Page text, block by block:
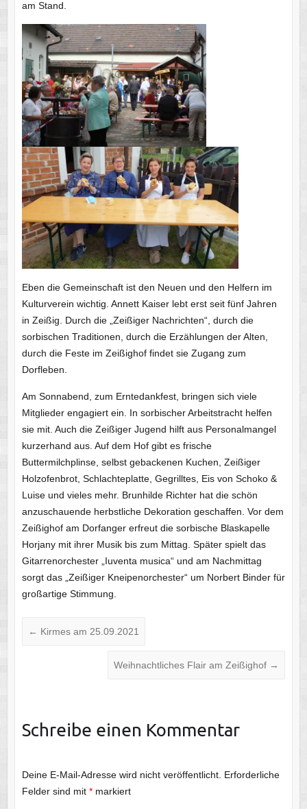
am Stand.
Eben die Gemeinschaft ist den Neuen und den Helfern im
Kulturverein wichtig. Annett Kaiser lebt erst seit fünf Jahren
in Zeißig. Durch die „Zeißiger Nachrichten“, durch die
sorbischen Traditionen, durch die Erzählungen der Alten,
durch die Feste im Zeißighof findet sie Zugang zum
Dorfleben.
Am Sonnabend, zum Erntedankfest, bringen sich viele
Mitglieder engagiert ein. In sorbischer Arbeitstracht helfen
sie mit. Auch die Zeißiger Jugend hilft aus Personalmangel
kurzerhand aus. Auf dem Hof gibt es frische
Buttermilchplinse, selbst gebackenen Kuchen, Zeißiger
Holzofenbrot, Schlachteplatte, Gegrilltes, Eis von Schoko &
Luise und vieles mehr. Brunhilde Richter hat die schön
anzuschauende herbstliche Dekoration geschaffen. Vor dem
Zeißighof am Dorfanger erfreut die sorbische Blaskapelle
Horjany mit ihrer Musik bis zum Mittag. Später spielt das
Gitarrenorchester „Iuventa musica“ und am Nachmittag
sorgt das „Zeißiger Kneipenorchester“ um Norbert Binder für
großartige Stimmung.
← Kirmes am 25.09.2021
Weihnachtliches Flair am Zeißighof →
Schreibe einen Kommentar
Deine E-Mail-Adresse wird nicht veröffentlicht. Erforderliche
Felder sind mit *markiert